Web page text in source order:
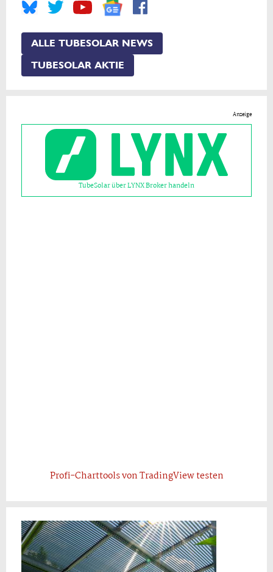
ALLE TUBESOLAR NEWS
TUBESOLAR AKTIE
Anzeige
TubeSolar über LYNX Broker handeln
Profi-Charttools von TradingView testen